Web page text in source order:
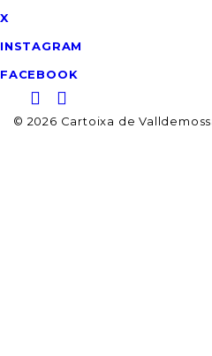
X
INSTAGRAM
FACEBOOK
© 2026 Cartoixa de